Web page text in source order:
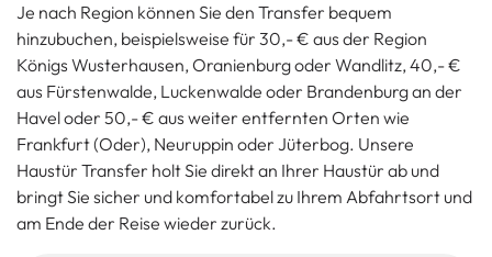
Je nach Region können Sie den Transfer bequem
hinzubuchen, beispielsweise für 30,- € aus der Region
Königs Wusterhausen, Oranienburg oder Wandlitz, 40,- €
aus Fürstenwalde, Luckenwalde oder Brandenburg an der
Havel oder 50,- € aus weiter entfernten Orten wie
Frankfurt (Oder), Neuruppin oder Jüterbog. Unsere
Haustür Transfer holt Sie direkt an Ihrer Haustür ab und
bringt Sie sicher und komfortabel zu Ihrem Abfahrtsort und
am Ende der Reise wieder zurück.